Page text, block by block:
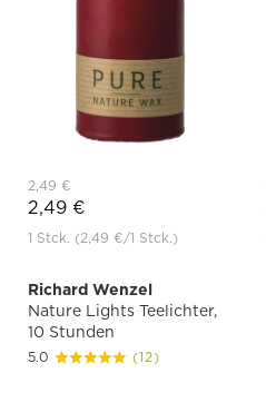
2,49 €
2,49 €
1 Stck. (2,49 €/1 Stck.)
Richard Wenzel
Nature Lights Teelichter,
10 Stunden
5.0 (12)